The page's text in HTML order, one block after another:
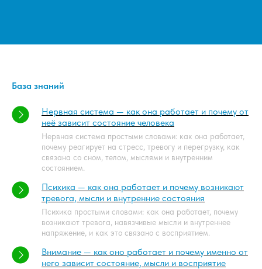
База знаний
Нервная система — как она работает и почему от
неё зависит состояние человека
Нервная система простыми словами: как она работает,
почему реагирует на стресс, тревогу и перегрузку, как
связана со сном, телом, мыслями и внутренним
состоянием.
Психика — как она работает и почему возникают
тревога, мысли и внутренние состояния
Психика простыми словами: как она работает, почему
возникают тревога, навязчивые мысли и внутреннее
напряжение, и как это связано с восприятием.
Внимание — как оно работает и почему именно от
него зависит состояние, мысли и восприятие